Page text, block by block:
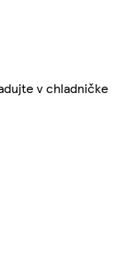
v chladničke